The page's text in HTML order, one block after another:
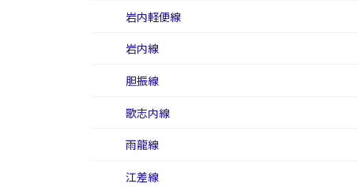
岩内軽便線
岩内線
胆振線
歌志内線
雨龍線
江差線